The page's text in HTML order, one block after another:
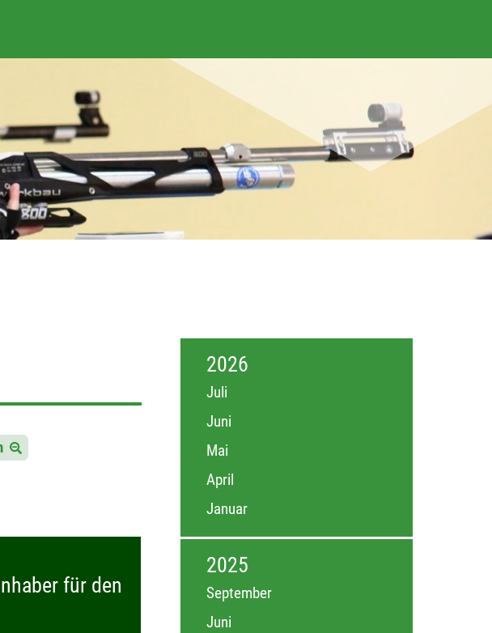
für den
2026
Juli
Juni
Mai
April
Januar
2025
September
Juni